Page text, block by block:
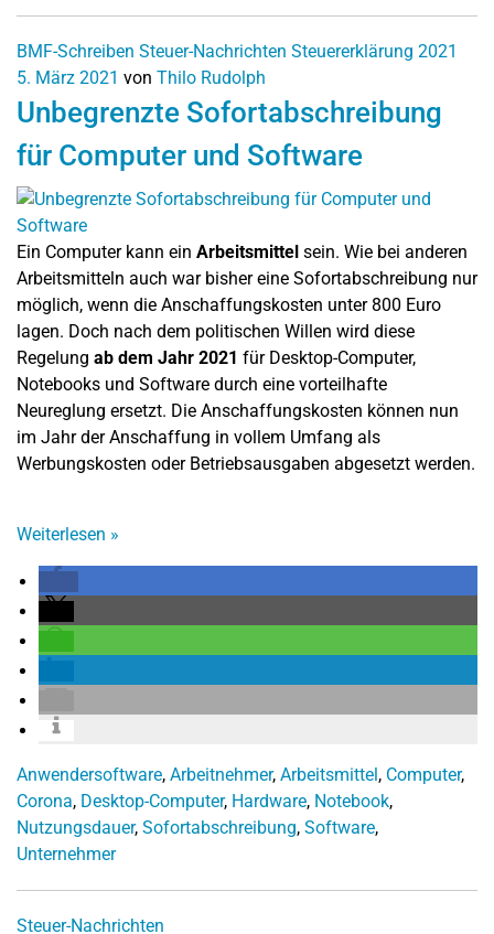
BMF-Schreiben Steuer-Nachrichten Steuererklärung 2021
5. März 2021 von Thilo Rudolph
Unbegrenzte Sofortabschreibung
für Computer und Software
Ein Computer kann ein Arbeitsmittel sein. Wie bei anderen
Arbeitsmitteln auch war bisher eine Sofortabschreibung nur
möglich, wenn die Anschaffungskosten unter 800 Euro
lagen. Doch nach dem politischen Willen wird diese
Regelung ab dem Jahr 2021 für Desktop-Computer,
Notebooks und Software durch eine vorteilhafte
Neureglung ersetzt. Die Anschaffungskosten können nun
im Jahr der Anschaffung in vollem Umfang als
Werbungskosten oder Betriebsausgaben abgesetzt werden.
Weiterlesen »
Anwendersoftware, Arbeitnehmer, Arbeitsmittel, Computer,
Corona, Desktop-Computer, Hardware, Notebook,
Nutzungsdauer, Sofortabschreibung, Software,
Unternehmer
Steuer-Nachrichten